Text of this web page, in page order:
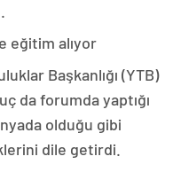
eğitim alıyor
Başkanlığı (YTB)
da forumda yaptığı
olduğu gibi
dile getirdi.